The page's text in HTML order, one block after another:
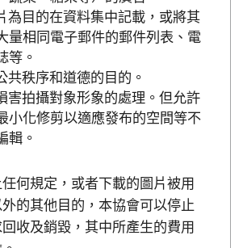
為目的在資料集中記載，或將其
量相同電子郵件的郵件列表、電
等。
共秩序和道德的目的。
害拍攝對象形象的處理。但允許
小化修剪以適應發布的空間等不
輯。
何規定，或者下載的圖片被用
的其他目的，本協會可以停止
收及銷毀，其中所產生的費用